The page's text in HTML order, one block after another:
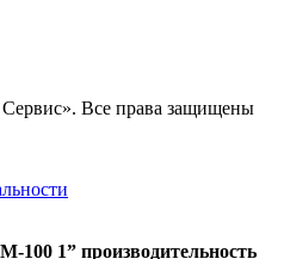
Все права защищены
100 1” производительность